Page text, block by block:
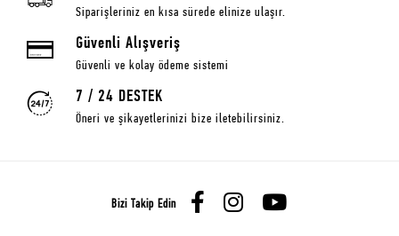
Siparişleriniz en kısa sürede elinize ulaşır.
Güvenli Alışveriş
Güvenli ve kolay ödeme sistemi
7 / 24 DESTEK
Öneri ve şikayetlerinizi bize iletebilirsiniz.
Bizi Takip Edin